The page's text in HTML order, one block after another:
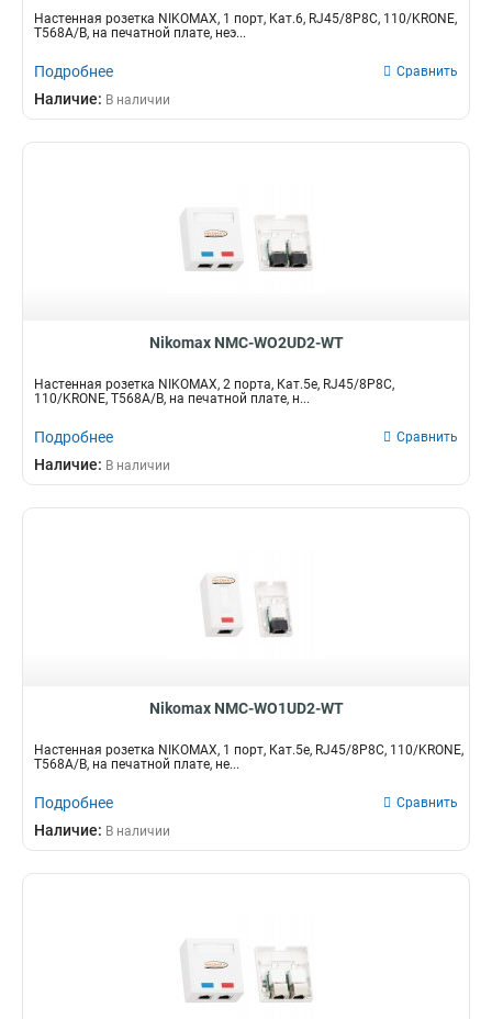
Настенная розетка NIKOMAX, 1 порт, Кат.6, RJ45/8P8C, 110/KRONE,
T568A/B, на печатной плате, неэ...
Подробнее Сравнить
Наличие: В наличии
Nikomax NMC-WO2UD2-WT
Настенная розетка NIKOMAX, 2 порта, Кат.5e, RJ45/8P8C,
110/KRONE, T568A/B, на печатной плате, н...
Подробнее Сравнить
Наличие: В наличии
Nikomax NMC-WO1UD2-WT
Настенная розетка NIKOMAX, 1 порт, Кат.5e, RJ45/8P8C, 110/KRONE,
T568A/B, на печатной плате, не...
Подробнее Сравнить
Наличие: В наличии